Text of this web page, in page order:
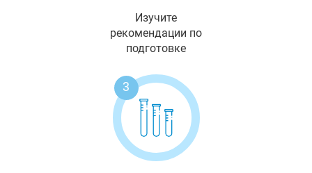
Изучите
рекомендации по
подготовке
3